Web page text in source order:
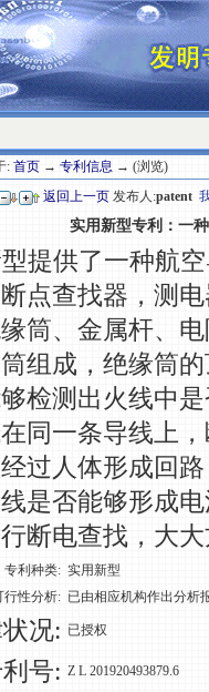
: 首页 → 专利信息 → (浏览)
返回上一页 发布人:patent
实用新型专利：一
提供了一种航
点查找器，测
筒、金属杆、
组成，绝缘筒
检测出火线中
同一条导线上
过人体形成回
是否能够形成
断电查找，大
专利种类: 实用新型
行性分析: 已由相应机构作出分析
况: 已授权
号: Z L 201920493879.6